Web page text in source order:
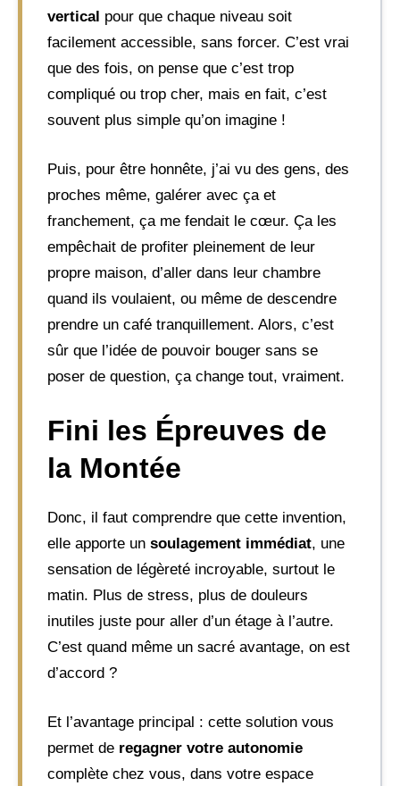
vertical pour que chaque niveau soit
facilement accessible, sans forcer. C’est vrai
que des fois, on pense que c’est trop
compliqué ou trop cher, mais en fait, c’est
souvent plus simple qu’on imagine !
Puis, pour être honnête, j’ai vu des gens, des
proches même, galérer avec ça et
franchement, ça me fendait le cœur. Ça les
empêchait de profiter pleinement de leur
propre maison, d’aller dans leur chambre
quand ils voulaient, ou même de descendre
prendre un café tranquillement. Alors, c’est
sûr que l’idée de pouvoir bouger sans se
poser de question, ça change tout, vraiment.
Fini les Épreuves de
la Montée
Donc, il faut comprendre que cette invention,
elle apporte un soulagement immédiat, une
sensation de légèreté incroyable, surtout le
matin. Plus de stress, plus de douleurs
inutiles juste pour aller d’un étage à l’autre.
C’est quand même un sacré avantage, on est
d’accord ?
Et l’avantage principal : cette solution vous
permet de regagner votre autonomie
complète chez vous, dans votre espace